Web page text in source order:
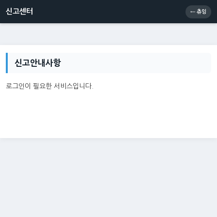
신고센터 메인
신고센터 ← 츄잉
신고안내사항
로그인이 필요한 서비스입니다.